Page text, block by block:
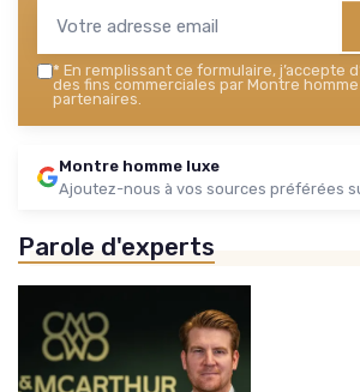
* En remplissant ce formulaire, j’accepte
des fins commerciales par Montre
partenaires.
Montre homme luxe
Ajoutez-nous à vos sources préférées
Parole d'experts